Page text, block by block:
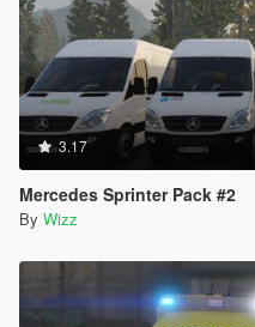
3.17
Mercedes Sprinter Pack #2
By Wizz